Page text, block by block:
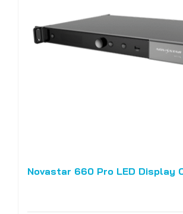
Novastar 660 Pro LED Display